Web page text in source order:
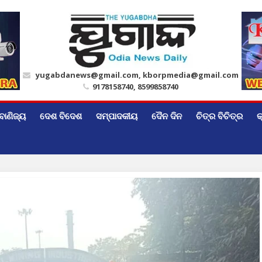
yugabdanews@gmail.com, kborpmedia@gmail.com
9178158740, 8599858740
ଦେଶ ବିଦେଶ ସମ୍ପାଦକୀୟ ଦୈନ ଦିନ ଚିତ୍ର ବିଚିତ୍ର